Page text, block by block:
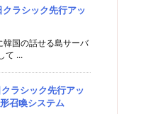
ラシック先行アッ
国の話せる島サーバ
て ...
ラシック先行アッ
召喚システム